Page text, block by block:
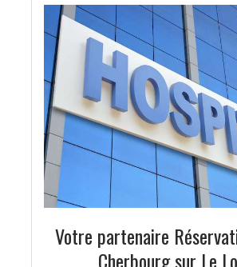
Votre partenaire
Cherbourg sur Le